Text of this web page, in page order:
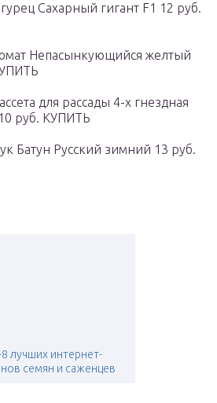
Сахарный гигант F1 12 руб.
Непасынкующийся желтый
для рассады 4-х гнездная
руб. КУПИТЬ
Батун Русский зимний 13 руб.
лучших интернет-
семян и саженцев